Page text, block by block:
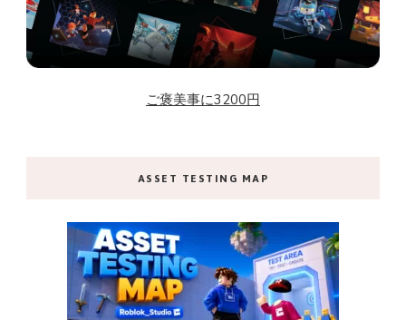
ご褒美事に3200円
ASSET TESTING MAP